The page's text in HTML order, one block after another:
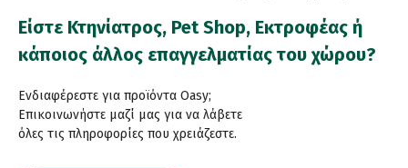
Είστε Κτηνίατρος, Pet Shop, Εκτροφέας ή
κάποιος άλλος επαγγελματίας του χώρου?
Ενδιαφέρεστε για προϊόντα Oasy;
Επικοινωνήστε μαζί μας για να λάβετε
όλες τις πληροφορίες που χρειάζεστε.